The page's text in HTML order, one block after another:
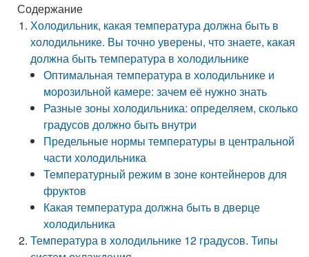
Содержание
Холодильник, какая температура должна быть в
холодильнике. Вы точно уверены, что знаете, какая
должна быть температура в холодильнике
Оптимальная температура в холодильнике и
морозильной камере: зачем её нужно знать
Разные зоны холодильника: определяем, сколько
градусов должно быть внутри
Предельные нормы температуры в центральной
части холодильника
Температурный режим в зоне контейнеров для
фруктов
Какая температура должна быть в дверце
холодильника
Температура в холодильнике 12 градусов. Типы